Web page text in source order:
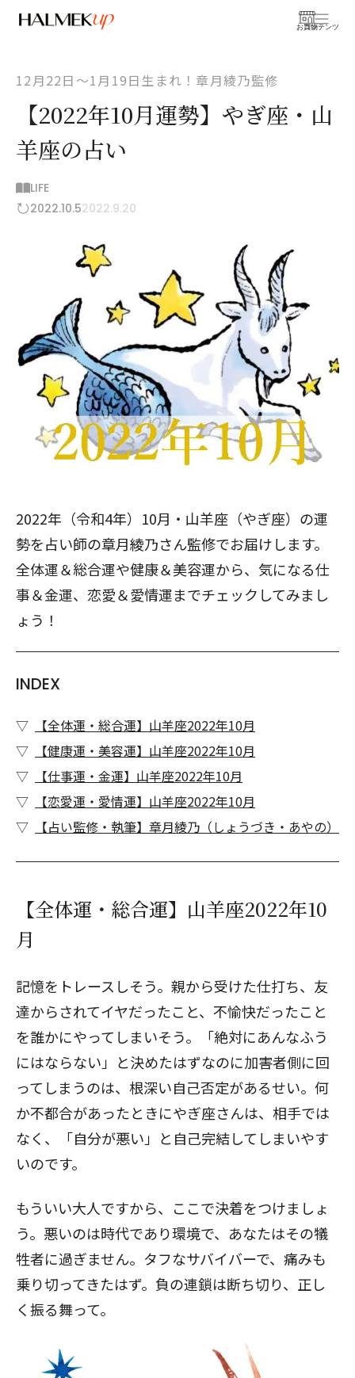
お買物
コンテンツ
12月22日〜1月19日生まれ！章月綾乃監修
【2022年10月運勢】やぎ座・山
羊座の占い
LIFE
2022.10.52022.9.20
2022年（令和4年）10月・山羊座（やぎ座）の運
勢を占い師の章月綾乃さん監修でお届けします。
全体運＆総合運や健康＆美容運から、気になる仕
事＆金運、恋愛＆愛情運までチェックしてみまし
ょう！
INDEX
【全体運・総合運】山羊座2022年10月
【健康運・美容運】山羊座2022年10月
【仕事運・金運】山羊座2022年10月
【恋愛運・愛情運】山羊座2022年10月
【占い監修・執筆】章月綾乃（しょうづき・あやの）
【全体運・総合運】山羊座2022年10
月
記憶をトレースしそう。親から受けた仕打ち、友
達からされてイヤだったこと、不愉快だったこと
を誰かにやってしまいそう。「絶対にあんなふう
にはならない」と決めたはずなのに加害者側に回
ってしまうのは、根深い自己否定があるせい。何
か不都合があったときにやぎ座さんは、相手では
なく、「自分が悪い」と自己完結してしまいやす
いのです。
もういい大人ですから、ここで決着をつけましょ
う。悪いのは時代であり環境で、あなたはその犠
牲者に過ぎません。タフなサバイバーで、痛みも
乗り切ってきたはず。負の連鎖は断ち切り、正し
く振る舞って。